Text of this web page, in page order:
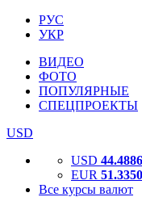
РУС
УКР
ВИДЕО
ФОТО
ПОПУЛЯРНЫЕ
СПЕЦПРОЕКТЫ
USD
USD 44.4886
EUR 51.3350
Все курсы валют